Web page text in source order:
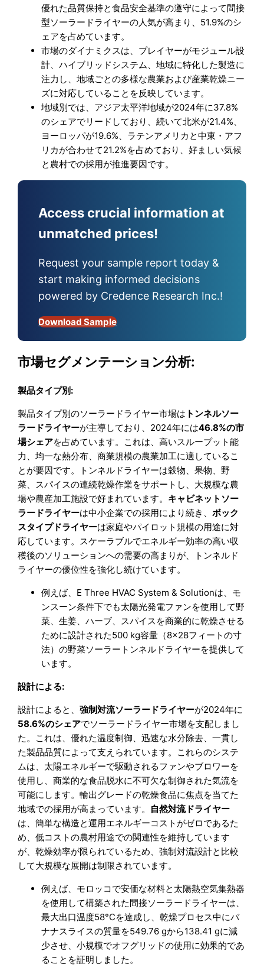
優れた品質保持と食品安全基準の遵守によって間接
型ソーラードライヤーの人気が高まり、51.9%のシ
ェアを占めています。
市場のダイナミクスは、プレイヤーがモジュール設
計、ハイブリッドシステム、地域に特化した製造に
注力し、地域ごとの多様な農業および産業乾燥ニー
ズに対応していることを反映しています。
地域別では、アジア太平洋地域が2024年に37.8%
のシェアでリードしており、続いて北米が21.4%、
ヨーロッパが19.6%、ラテンアメリカと中東・アフ
リカが合わせて21.2%を占めており、好ましい気候
と農村での採用が推進要因です。
Access crucial information at
unmatched prices!
Request your sample report today &
start making informed decisions
powered by Credence Research Inc.!
Download Sample
市場セグメンテーション分析:
製品タイプ別:
製品タイプ別のソーラードライヤー市場は トンネルソー
ラードライヤーが主導しており、2024年には46.8%の市
場シェアを占めています。これは、高いスループット能
力、均一な熱分布、商業規模の農業加工に適しているこ
とが要因です。トンネルドライヤーは穀物、果物、野
菜、スパイスの連続乾燥作業をサポートし、大規模な農
場や農産加工施設で好まれています。 キャビネットソー
ラードライヤーは中小企業での採用により続き、ボック
スタイプドライヤーは家庭やパイロット規模の用途に対
応しています。スケーラブルでエネルギー効率の高い収
穫後のソリューションへの需要の高まりが、トンネルド
ライヤーの優位性を強化し続けています。
例えば、E Three HVAC System & Solutionは、モ
ンスーン条件下でも太陽光発電ファンを使用して野
菜、生姜、ハーブ、スパイスを商業的に乾燥させる
ために設計された500 kg容量（8×28フィートの寸
法）の野菜ソーラートンネルドライヤーを提供して
います。
設計による:
設計によると、強制対流ソーラードライヤーが2024年に
58.6%のシェアでソーラードライヤー市場を支配しまし
た。これは、優れた温度制御、迅速な水分除去、一貫し
た製品品質によって支えられています。これらのシステ
ムは、太陽エネルギーで駆動されるファンやブロワーを
使用し、商業的な食品脱水に不可欠な制御された気流を
可能にします。輸出グレードの乾燥食品に焦点を当てた
地域での採用が高まっています。 自然対流ドライヤー
は、簡単な構造と運用エネルギーコストがゼロであるた
め、低コストの農村用途での関連性を維持しています
が、乾燥効率が限られているため、強制対流設計と比較
して大規模な展開は制限されています。
例えば、モロッコで安価な材料と太陽熱空気集熱器
を使用して構築された間接ソーラードライヤーは、
最大出口温度58°Cを達成し、乾燥プロセス中にバ
ナナスライスの質量を549.76 gから138.41 gに減
少させ、小規模でオフグリッドの使用に効果的であ
ることを証明しました。